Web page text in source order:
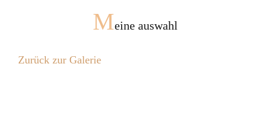
Meine auswahl
Zurück zur Galerie